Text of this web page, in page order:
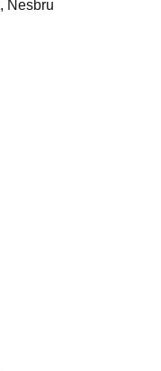
Nesbru